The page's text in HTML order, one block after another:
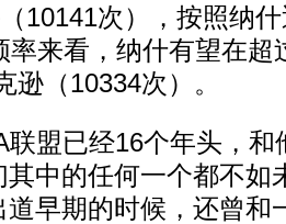
10141次），按照纳
率来看，纳什有望在超
（10334次）。
已经16个年头，和
中的任何一个都不如
早期的时候，还曾和